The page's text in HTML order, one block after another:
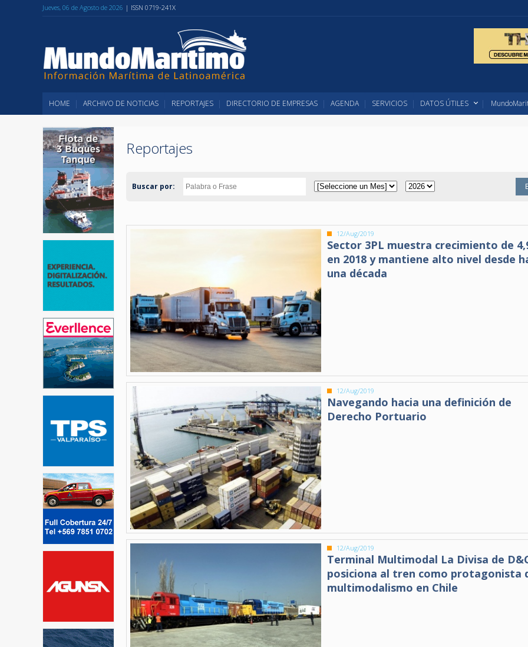
Jueves, 06 de Agosto de 2026 | ISSN 0719-241X
HOME ARCHIVO DE NOTICIAS REPORTAJES DIRECTORIO DE EMPRESAS AGENDA SERVICIOS DATOS ÚTILES
Reportajes
Buscar por:
12/Aug/2019
Sector 3PL muestra crecimiento de
en 2018 y mantiene alto nivel desde
una década
12/Aug/2019
Navegando hacia una definición de
Derecho Portuario
12/Aug/2019
Terminal Multimodal La Divisa de
posiciona al tren como protagonista
multimodalismo en Chile